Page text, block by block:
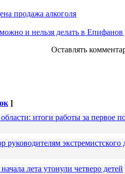
продажа алкоголя
и нельзя делать в Епифанов
Оставлять
]
итоги работы за первое
руководителям экстремистского
лета утонули четверо детей